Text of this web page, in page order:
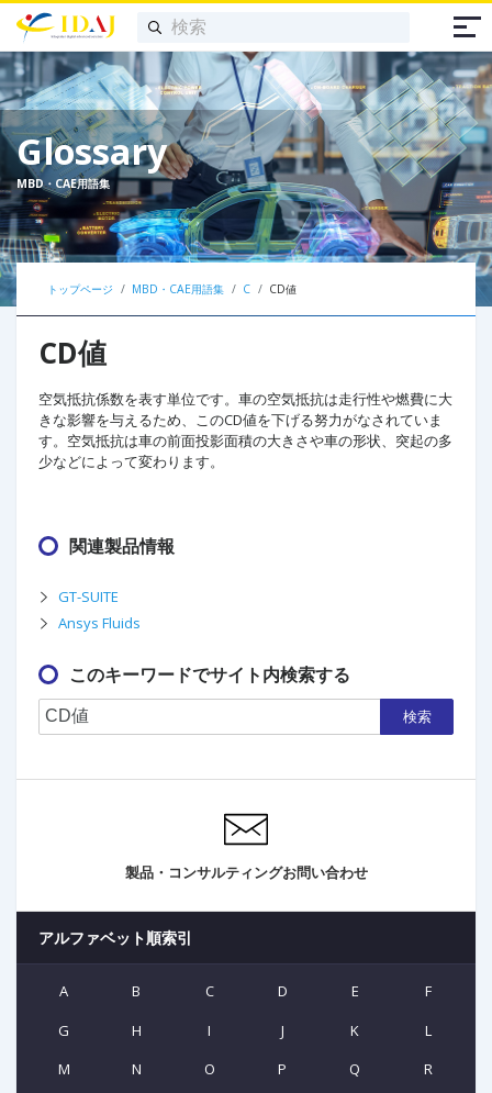
Glossary
MBD・CAE用語集
トップページ MBD・CAE用語集 C CD値
CD値
空気抵抗係数を表す単位です。車の空気抵抗は走行性や燃費に大
きな影響を与えるため、このCD値を下げる努力がなされていま
す。空気抵抗は車の前面投影面積の大きさや車の形状、突起の多
少などによって変わります。
関連製品情報
GT-SUITE
Ansys Fluids
このキーワードでサイト内検索する
検索
製品・コンサルティングお問い合わせ
アルファベット順索引
A B C D E
F
G
H I J K
L
M
N O P Q
R